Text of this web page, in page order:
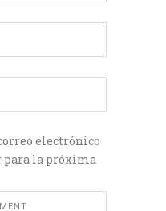
electrónico
para la próxima